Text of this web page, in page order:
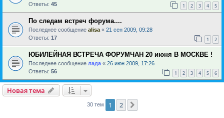
Ответы: 45 1 2 3 4 5
По следам встреч форума....
Последнее сообщение alisa « 21 сен 2009, 09:28
Ответы: 17 1 2
ЮБИЛЕЙНАЯ ВСТРЕЧА ФОРУМЧАН 20 июня В МОСКВЕ !
Последнее сообщение лада « 26 июн 2009, 17:26
Ответы: 56 1 2 3 4 5 6
Новая тема
30 тем 1 2